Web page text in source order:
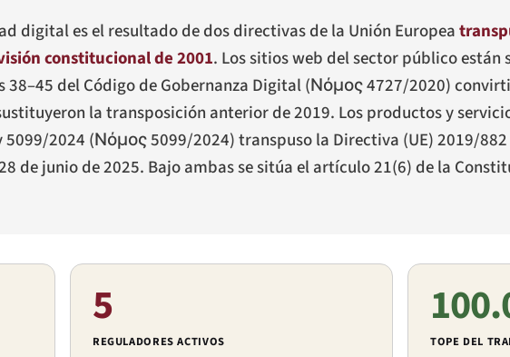
digital es el resultado de dos directivas de la Unión Europea
constitucional de 2001. Los sitios web del sector público están
del Código de Gobernanza Digital (Νόμος 4727/2020)
la transposición anterior de 2019. Los productos y
5099/2024 (Νόμος 5099/2024) transpuso la Directiva (UE) 2019/
de junio de 2025. Bajo ambas se sitúa el artículo 21(6) de la
5
REGULADORES ACTIVOS TOPE DEL